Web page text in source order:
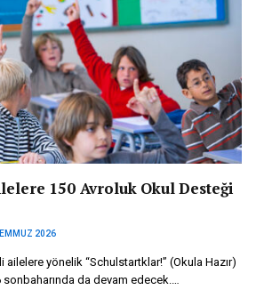
150 Avroluk Okul Desteği
2026
ailelere yönelik “Schulstartklar!” (Okula Hazır)
da devam edecek.…